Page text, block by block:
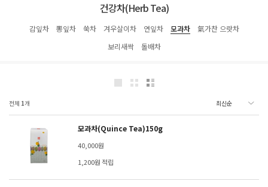
건강차(Herb Tea)
감잎차 뽕잎차 쑥차 겨우살이차 연잎차 모과차
氣가찬 으랏차
보리새싹
돌배차
전체 1개
모과차(Quince Tea)150g
40,000원
1,200원 적립